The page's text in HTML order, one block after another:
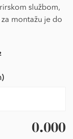
službom,
montažu je do
0.000